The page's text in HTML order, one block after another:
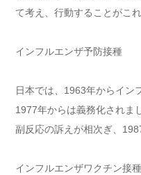
て考え、行動することがこ
インフルエンザ予防接種
日本では、1963年からイン
1977年からは義務化されま
副反応の訴えが相次ぎ、
インフルエンザワクチン接